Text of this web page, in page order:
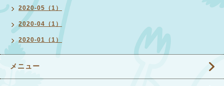
2020-05（1）
2020-04（1）
2020-01（1）
メニュー